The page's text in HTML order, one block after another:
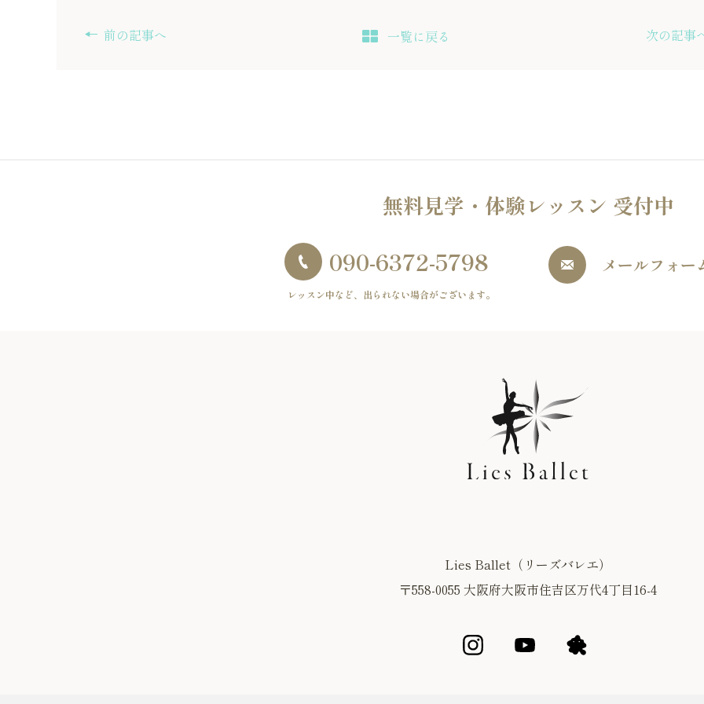
前の記事へ 次の記事
一覧に戻る
無料見学・体験レッスン 受付中
090-6372-5798
レッスン中など、出られない場合がございます。
メールフォー
Lies Ballet（リーズバレエ）
〒558-0055 大阪府大阪市住吉区万代4丁目16-4